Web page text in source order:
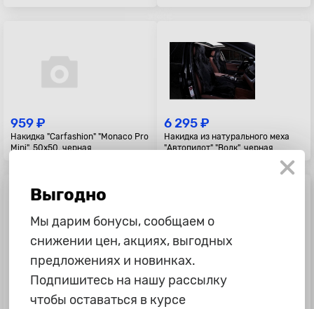
959 ₽
Накидка "Carfashion" "Monaco Pro
Mini", 50х50, черная
6 295 ₽
Накидка из натурального меха
"Автопилот" "Волк", черная
7 995 ₽
"Автопилот", длинный ворс,
4 299 ₽
Накидки на передние сидения
PSV "Hornet 2 Front", красные,
Выгодно
Мы дарим бонусы, сообщаем о
снижении цен, акциях, выгодных
предложениях и новинках.
Подпишитесь на нашу рассылку
чтобы оставаться в курсе